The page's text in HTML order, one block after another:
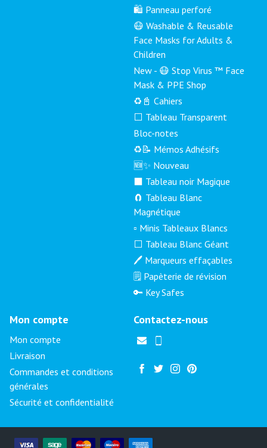
🛍️ Panneau perforé
😷 Washable & Reusable
Face Masks for Adults &
Children
New - 😷 Stop Virus ™ Face
Mask & PPE Shop
♻️📓 Cahiers
⬜ Tableau Transparent
Bloc-notes
♻️📝 Mémos Adhésifs
🆕✨ Nouveau
⬛ Tableau noir Magique
🧲 Tableau Blanc
Magnétique
▫️ Minis Tableaux Blancs
⬜ Tableau Blanc Géant
🖊️ Marqueurs effaçables
🗒️ Papèterie de révision
🔑 Key Safes
Mon compte
Mon compte
Livraison
Commandes et conditions
générales
Sécurité et confidentialité
Contactez-nous